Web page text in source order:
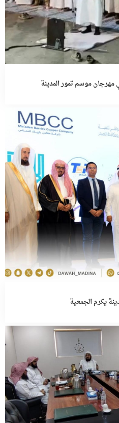
مهرجان موسم تمور المدينة
يكرم الجمعية